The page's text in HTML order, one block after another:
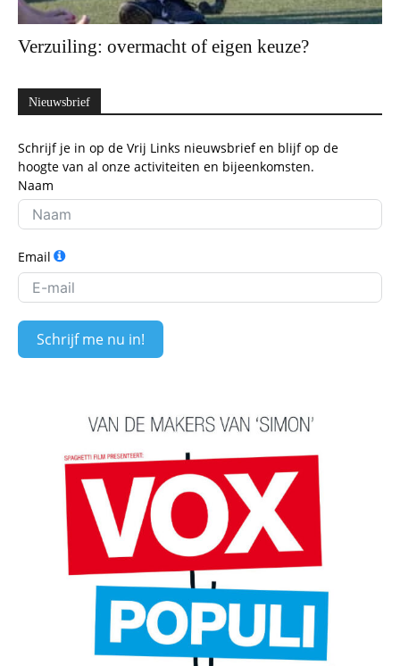
Verzuiling: overmacht of eigen keuze?
Nieuwsbrief
Schrijf je in op de Vrij Links nieuwsbrief en blijf op de
hoogte van al onze activiteiten en bijeenkomsten.
Naam
Email
Schrijf me nu in!